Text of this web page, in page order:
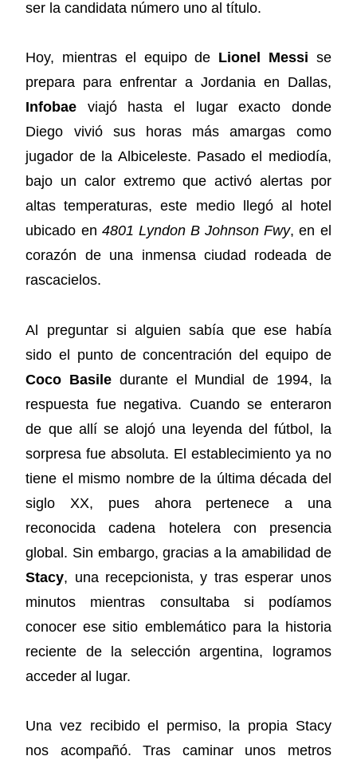
ser la candidata número uno al título.
Hoy, mientras el equipo de Lionel Messi se
prepara para enfrentar a Jordania en Dallas,
Infobae viajó hasta el lugar exacto donde
Diego vivió sus horas más amargas como
jugador de la Albiceleste. Pasado el mediodía,
bajo un calor extremo que activó alertas por
altas temperaturas, este medio llegó al hotel
ubicado en 4801 Lyndon B Johnson Fwy, en el
corazón de una inmensa ciudad rodeada de
rascacielos.
Al preguntar si alguien sabía que ese había
sido el punto de concentración del equipo de
Coco Basile durante el Mundial de 1994, la
respuesta fue negativa. Cuando se enteraron
de que allí se alojó una leyenda del fútbol, la
sorpresa fue absoluta. El establecimiento ya no
tiene el mismo nombre de la última década del
siglo XX, pues ahora pertenece a una
reconocida cadena hotelera con presencia
global. Sin embargo, gracias a la amabilidad de
Stacy, una recepcionista, y tras esperar unos
minutos mientras consultaba si podíamos
conocer ese sitio emblemático para la historia
reciente de la selección argentina, logramos
acceder al lugar.
Una vez recibido el permiso, la propia Stacy
nos acompañó. Tras caminar unos metros